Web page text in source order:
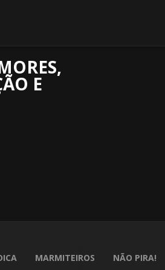
E
MARMITEIROS NÃO PIRA!